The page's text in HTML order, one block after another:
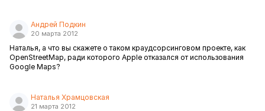
Андрей Подкин
20 марта 2012
Наталья, а что вы скажете о таком краудсорсинговом проекте, как
OpenStreetMap, ради которого Apple отказался от использования
Google Maps?
Наталья Храмцовская
21 марта 2012